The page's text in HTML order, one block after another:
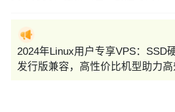
2024年Linux用户专享VPS：SSD
发行版兼容，高性价比机型助力